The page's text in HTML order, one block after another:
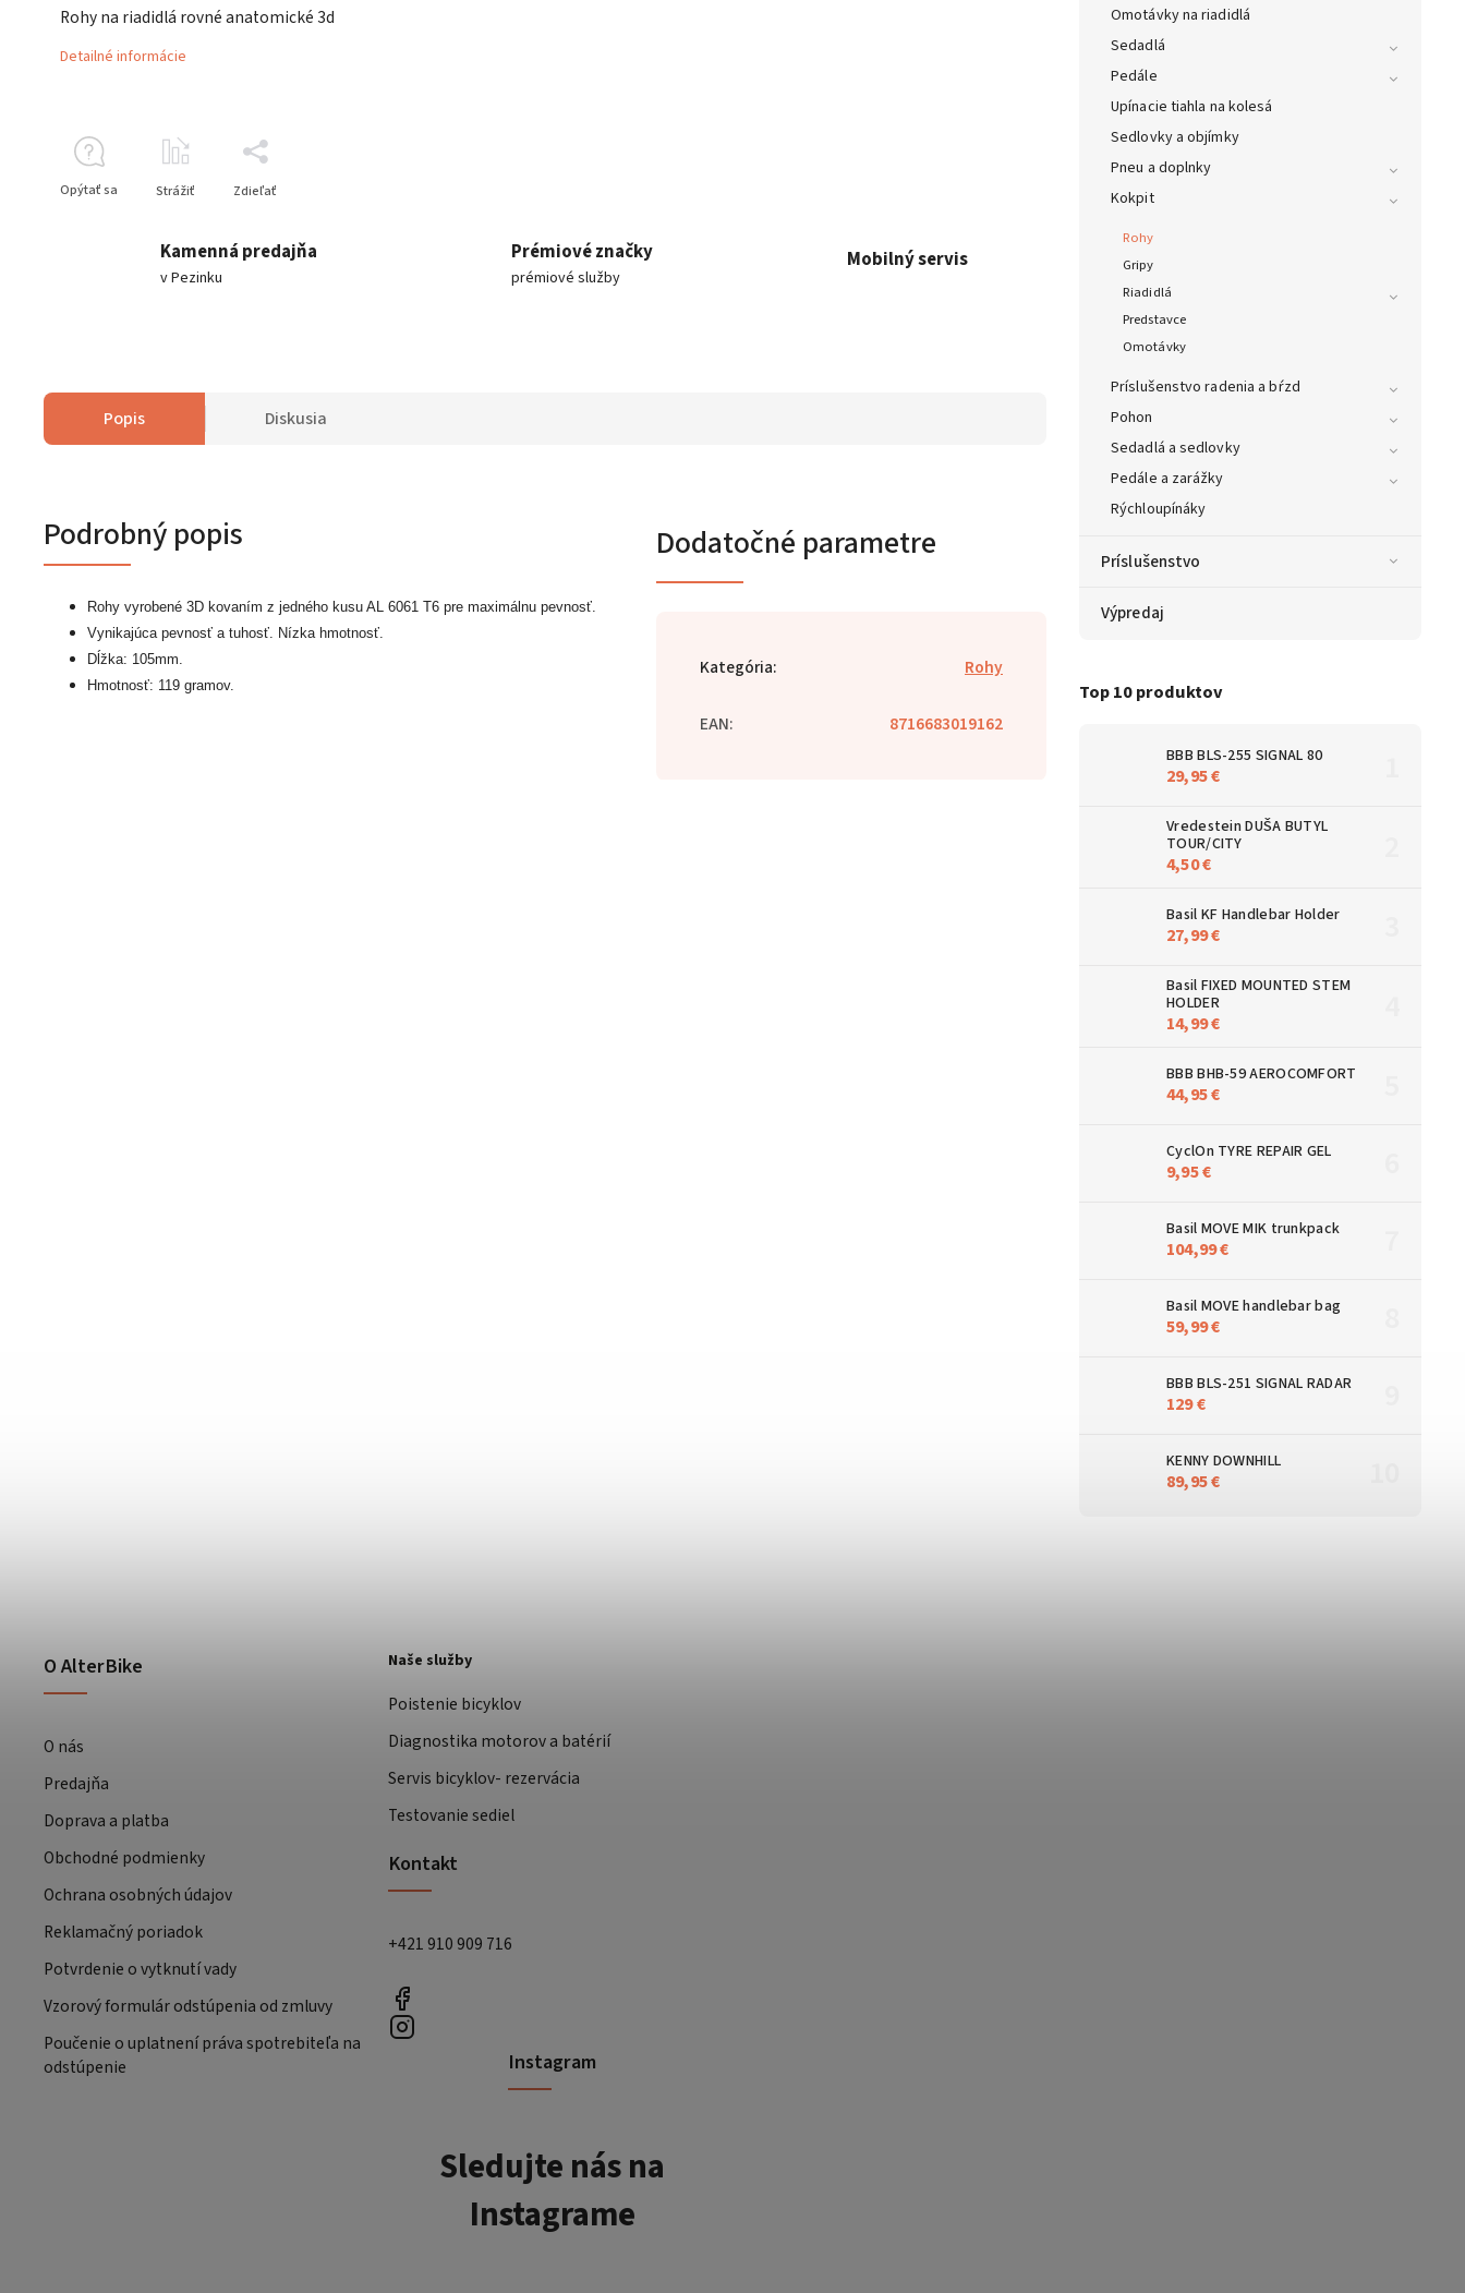
Omotávky na riadidlá
Sedadlá
Pedále
Upínacie tiahla na kolesá
Sedlovky a objímky
Pneu a doplnky
Kokpit
Rohy
Gripy
Riadidlá
Predstavce
Omotávky
Príslušenstvo radenia a bŕzd
Pohon
Sedadlá a sedlovky
Pedále a zarážky
Rýchloupínáky
Príslušenstvo
Výpredaj
Top 10 produktov
BBB BLS-255 SIGNAL 80
29,95 €
Vredestein DUŠA BUTYL
TOUR/CITY
4,50 €
Basil KF Handlebar Holder
27,99 €
Basil FIXED MOUNTED STEM
HOLDER
14,99 €
BBB BHB-59 AEROCOMFORT
44,95 €
CyclOn TYRE REPAIR GEL
9,95 €
Basil MOVE MIK trunkpack
104,99 €
Basil MOVE handlebar bag
59,99 €
BBB BLS-251 SIGNAL RADAR
129 €
KENNY DOWNHILL
89,95 €
Rohy na riadidlá rovné anatomické 3d
Detailné informácie
Opýtať sa Strážiť Zdieľať
Kamenná predajňa
v Pezinku
Prémiové značky
prémiové služby
Mobilný servis
Popis Diskusia
Podrobný popis
Rohy vyrobené 3D kovaním z jedného kusu AL 6061 T6 pre maximálnu pevnosť.
Vynikajúca pevnosť a tuhosť. Nízka hmotnosť.
Dĺžka: 105mm.
Hmotnosť: 119 gramov.
Dodatočné parametre
Kategória: Rohy
EAN: 8716683019162
O AlterBike
O nás
Predajňa
Doprava a platba
Obchodné podmienky
Ochrana osobných údajov
Reklamačný poriadok
Potvrdenie o vytknutí vady
Vzorový formulár odstúpenia od zmluvy
Poučenie o uplatnení práva spotrebiteľa na
odstúpenie
Naše služby
Poistenie bicyklov
Diagnostika motorov a batérií
Servis bicyklov- rezervácia
Testovanie sediel
Kontakt
+421 910 909 716
Instagram
Sledujte nás na
Instagrame